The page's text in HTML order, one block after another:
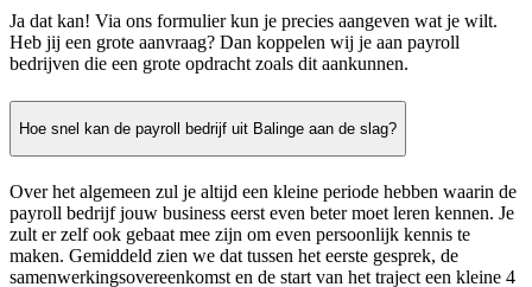
Ja dat kan! Via ons formulier kun je precies aangeven wat je wilt.
Heb jij een grote aanvraag? Dan koppelen wij je aan payroll
bedrijven die een grote opdracht zoals dit aankunnen.
Hoe snel kan de payroll bedrijf uit Balinge aan de slag?
Over het algemeen zul je altijd een kleine periode hebben waarin de
payroll bedrijf jouw business eerst even beter moet leren kennen. Je
zult er zelf ook gebaat mee zijn om even persoonlijk kennis te
maken. Gemiddeld zien we dat tussen het eerste gesprek, de
samenwerkingsovereenkomst en de start van het traject een kleine 4